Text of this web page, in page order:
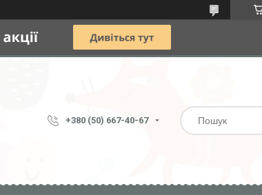
+380 (50) 667-40-67